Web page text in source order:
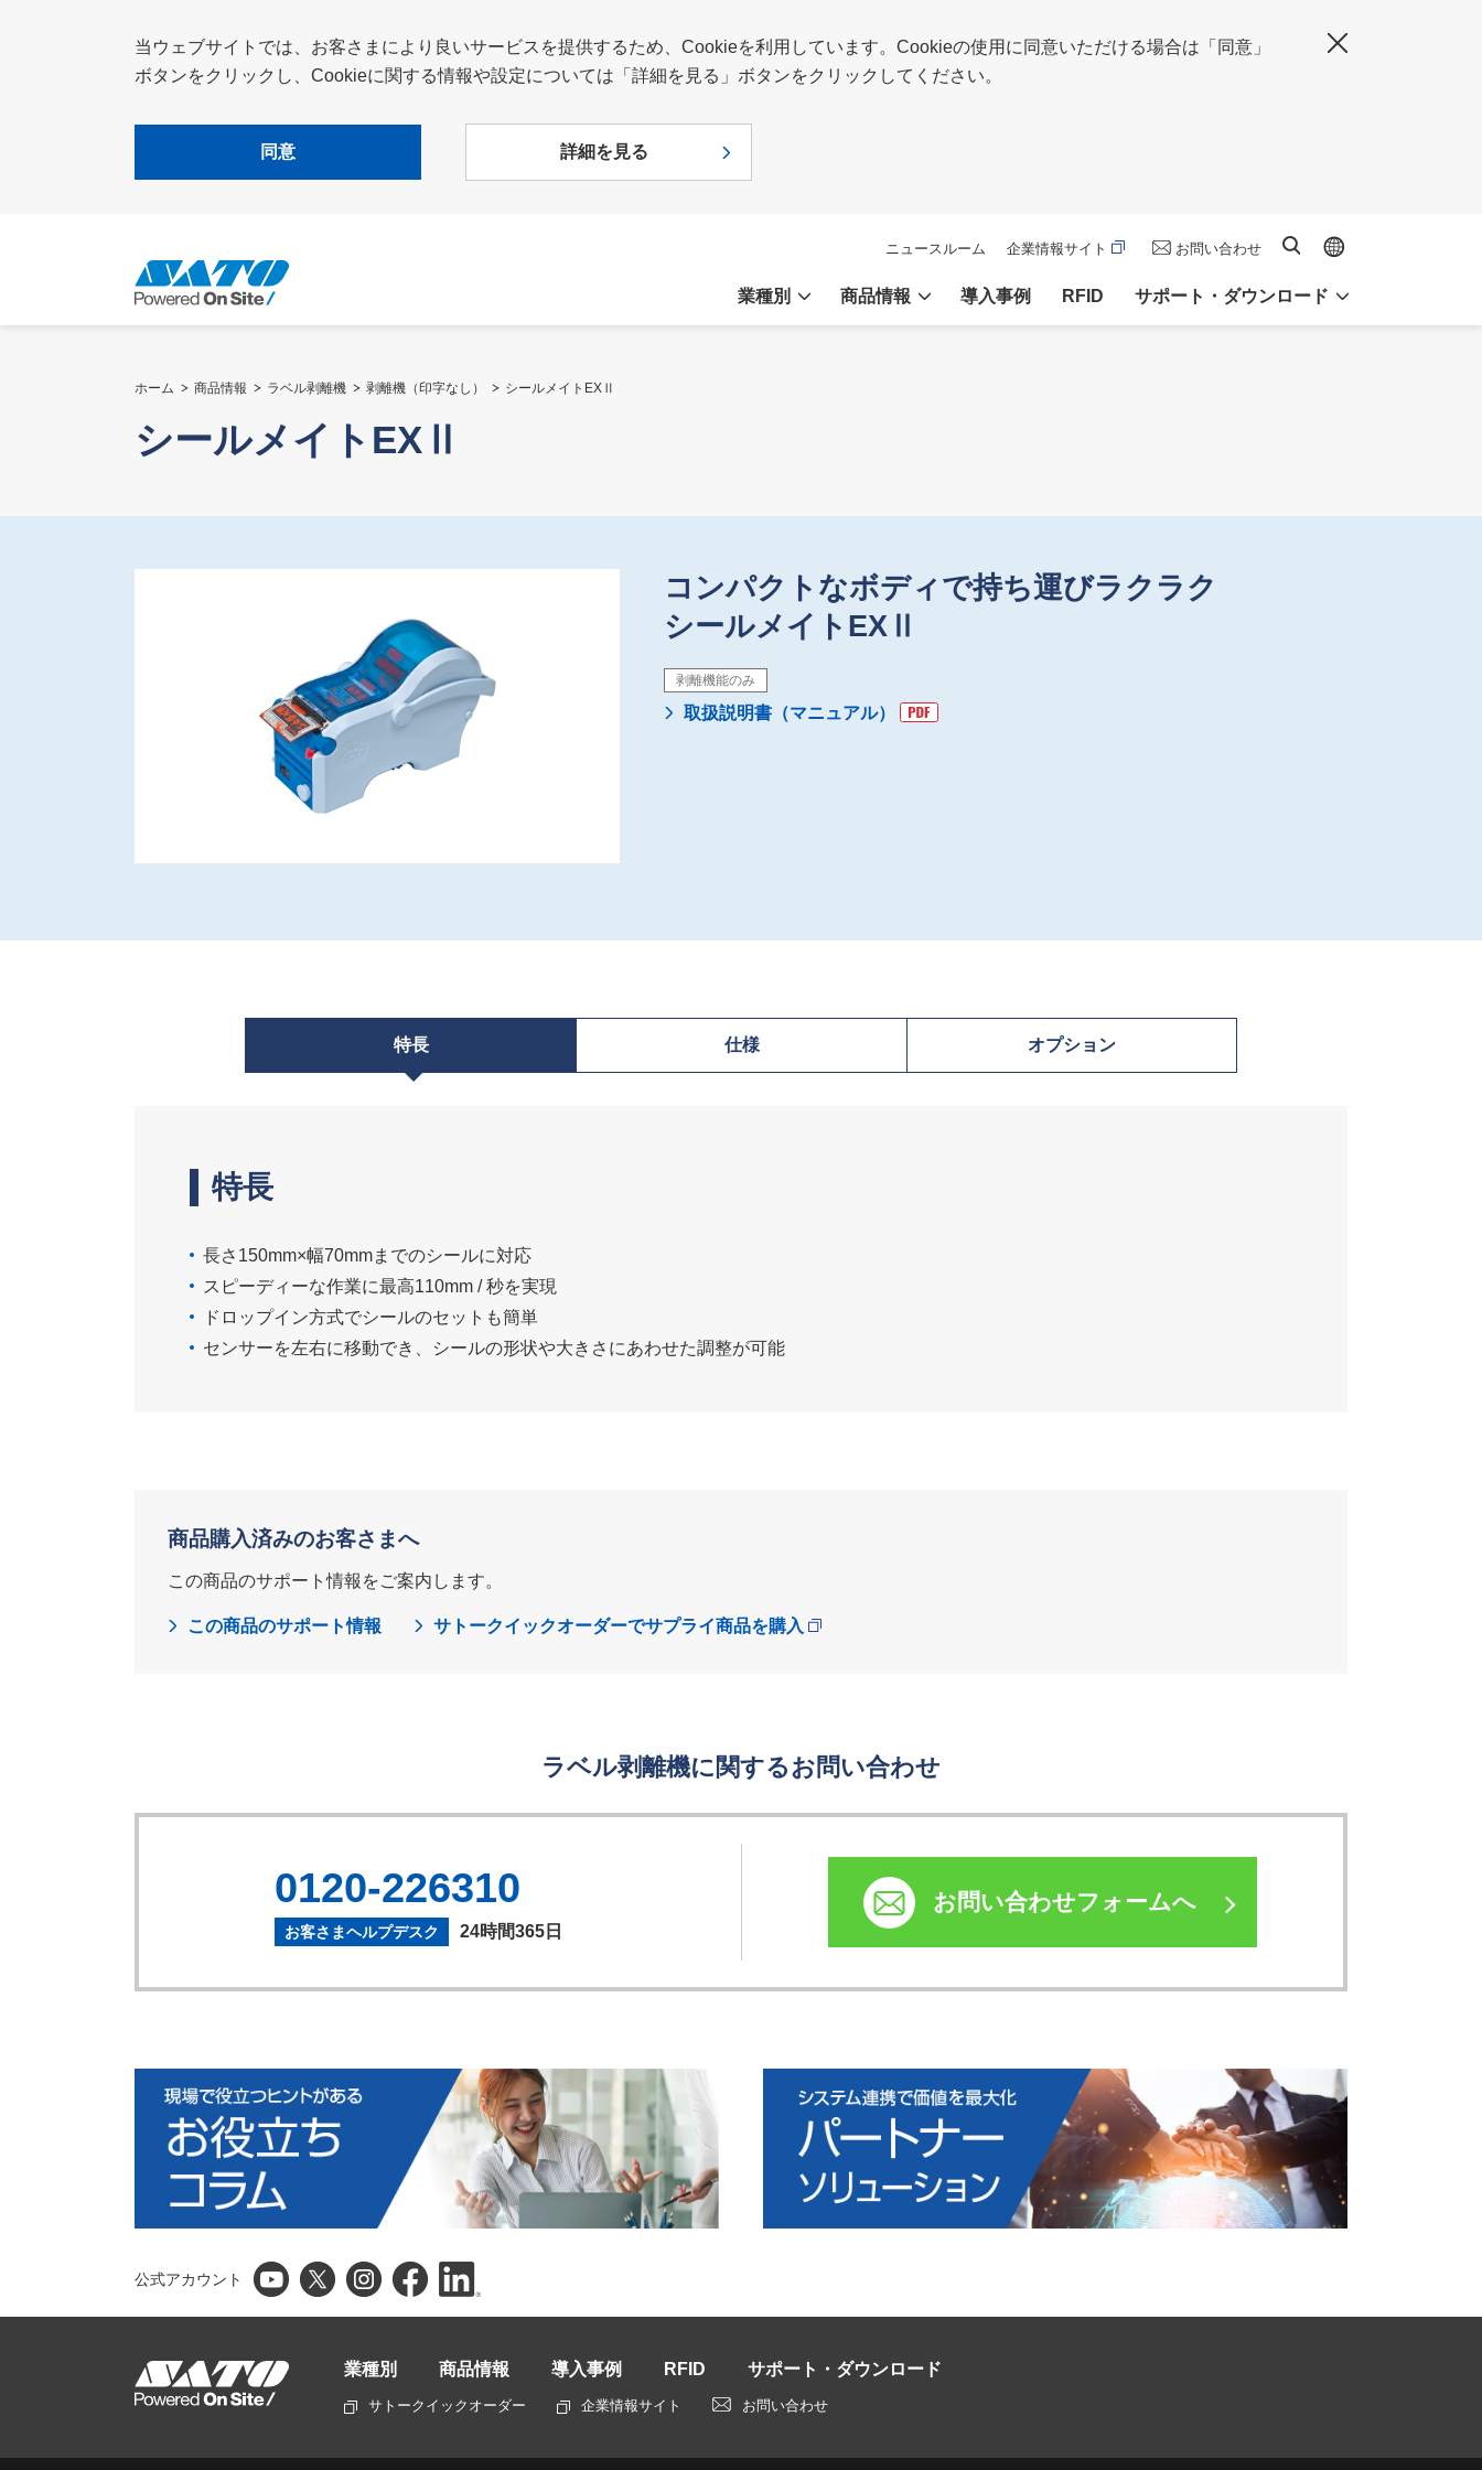
当ウェブサイトでは、お客さまにより良いサービスを提供するため、Cookieを利用しています。Cookieの使用に同意いただける場合は「同意」
ボタンをクリックし、Cookieに関する情報や設定については「詳細を見る」ボタンをクリックしてください。
同意 詳細を見る
業種別 商品情報 導入事例 RFID サポート・ダウンロード
ニュースルーム 企業情報サイト お問い合わせ サイト内検索
ホーム 商品情報 ラベル剥離機 剥離機（印字なし） シールメイトEXⅡ
シールメイトEXⅡ
コンパクトなボディで持ち運びラクラク
シールメイトEXⅡ
剥離機能のみ
取扱説明書（マニュアル）
特長 仕様 オプション
特長
長さ150mm×幅70mmまでのシールに対応
スピーディーな作業に最高110mm / 秒を実現
ドロップイン方式でシールのセットも簡単
センサーを左右に移動でき、シールの形状や大きさにあわせた調整が可能
商品購入済みのお客さまへ
この商品のサポート情報をご案内します。
この商品のサポート情報 サトークイックオーダーでサプライ商品を購入
ラベル剥離機に関するお問い合わせ
0120-226310
お客さまヘルプデスク 24時間365日
お問い合わせフォームへ
公式アカウント
業種別 商品情報 導入事例 RFID サポート・ダウンロード
サトークイックオーダー 企業情報サイト お問い合わせ